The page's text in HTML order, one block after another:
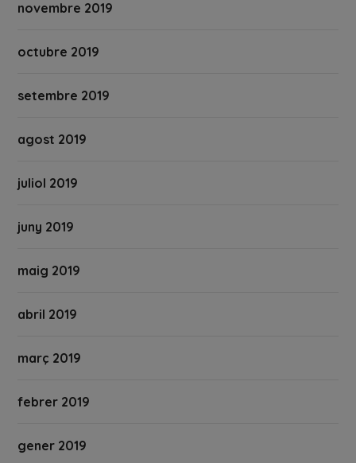
novembre 2019
octubre 2019
setembre 2019
agost 2019
juliol 2019
juny 2019
maig 2019
abril 2019
març 2019
febrer 2019
gener 2019